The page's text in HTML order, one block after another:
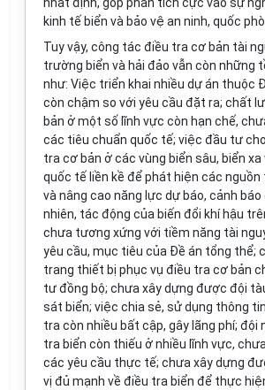
kinh tế biển và bảo vệ an ninh, quốc
Tuy vậy, công tác điều tra cơ bản tài
trường biển và hải đảo vẫn còn những
như: Việc triển khai nhiều dự án thuộc
còn chậm so với yêu cầu đặt ra; chất
bản ở một số lĩnh vực còn hạn chế,
các tiêu chuẩn quốc tế; việc đầu tư
tra cơ bản ở các vùng biển sâu, biển xa
quốc tế liền kề để phát hiện các nguồn
và nâng cao năng lực dự báo, cảnh
nhiên, tác động của biến đổi khí hậu
chưa tương xứng với tiềm năng tài
yêu cầu, mục tiêu của Đề án tổng thể;
trang thiết bị phục vụ điều tra cơ bản
tư đồng bộ; chưa xây dựng được đội
sát biển; việc chia sẻ, sử dụng thông
tra còn nhiều bất cập, gây lãng phí; đội
tra biển còn thiếu ở nhiều lĩnh vực,
các yêu cầu thực tế; chưa xâydựng
vị đủ mạnh về điều tra biển để thực